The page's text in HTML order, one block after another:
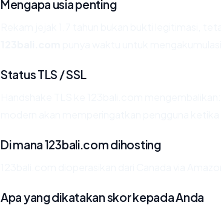
Mengapa usia penting
Status TLS / SSL
Di mana 123bali.com dihosting
Apa yang dikatakan skor kepada Anda